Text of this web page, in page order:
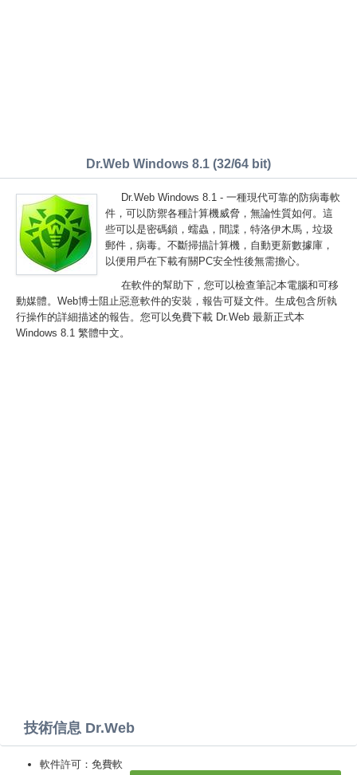
Dr.Web Windows 8.1 (32/64 bit)
Dr.Web Windows 8.1 - 一種現代可靠的防病毒軟
件，可以防禦各種計算機威脅，無論性質如何。這
些可以是密碼鎖，蠕蟲，間諜，特洛伊木馬，垃圾
郵件，病毒。不斷掃描計算機，自動更新數據庫，
以便用戶在下載有關PC安全性後無需擔心。
在軟件的幫助下，您可以檢查筆記本電腦和可移
動媒體。Web博士阻止惡意軟件的安裝，報告可疑文件。生成包含所執
行操作的詳細描述的報告。您可以免費下載 Dr.Web 最新正式本
Windows 8.1 繁體中文。
技術信息 Dr.Web
軟件許可：免費軟